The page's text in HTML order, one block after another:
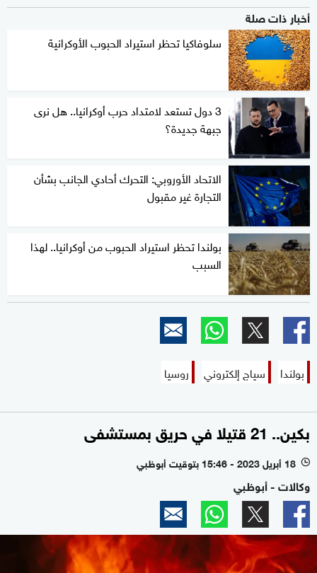
أخبار ذات صلة
سلوفاكيا تحظر استيراد الحبوب الأوكرانية
3 دول تستعد لامتداد حرب أوكرانيا.. هل نرى
جبهة جديدة؟
الاتحاد الأوروبي: التحرك أحادي الجانب بشأن
التجارة غير مقبول
بولندا تحظر استيراد الحبوب من أوكرانيا.. لهذا
السبب
بولندا سياج إلكتروني روسيا
بكين.. 21 قتيلا في حريق بمستشفى
l 18 أبريل 2023 - 15:46 بتوقيت أبوظبي
وكالات - أبوظبي